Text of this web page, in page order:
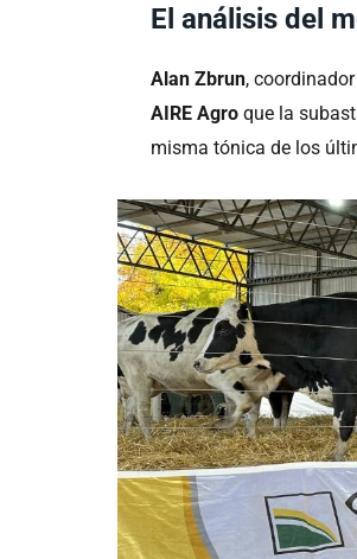
El análisis del
Alan Zbrun,
AIRE Agro que la
misma tónica de los